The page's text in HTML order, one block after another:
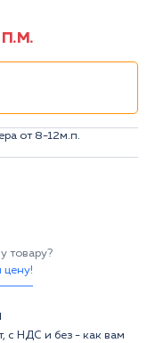
от 8-12м.п.
товару?
с НДС и без - как вам